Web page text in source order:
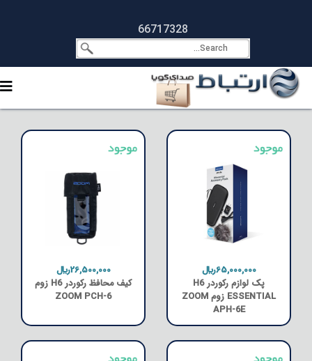
66717328
65,000,000﷼
پک لوازم رکوردر H6
ESSENTIAL زوم ZOOM
APH-6E
26,500,000﷼
کیف محافظ رکوردر H6 زوم
ZOOM PCH-6